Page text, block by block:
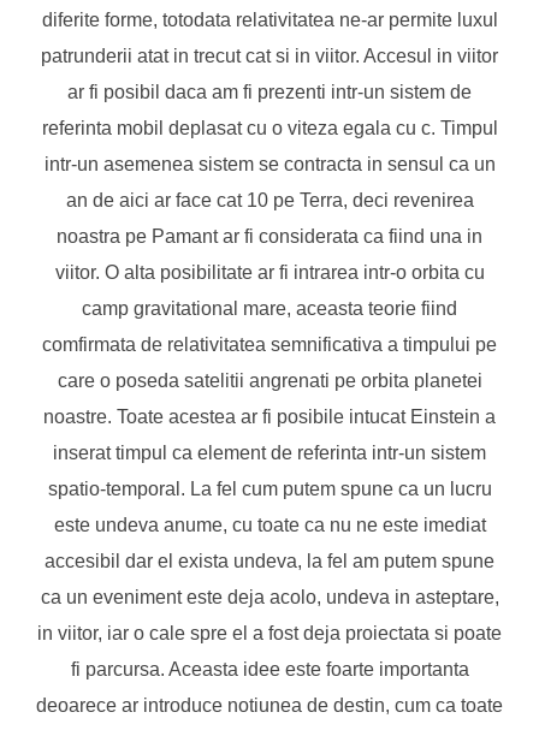
diferite forme, totodata relativitatea ne-ar permite luxul
patrunderii atat in trecut cat si in viitor. Accesul in viitor
ar fi posibil daca am fi prezenti intr-un sistem de
referinta mobil deplasat cu o viteza egala cu c. Timpul
intr-un asemenea sistem se contracta in sensul ca un
an de aici ar face cat 10 pe Terra, deci revenirea
noastra pe Pamant ar fi considerata ca fiind una in
viitor. O alta posibilitate ar fi intrarea intr-o orbita cu
camp gravitational mare, aceasta teorie fiind
comfirmata de relativitatea semnificativa a timpului pe
care o poseda satelitii angrenati pe orbita planetei
noastre. Toate acestea ar fi posibile intucat Einstein a
inserat timpul ca element de referinta intr-un sistem
spatio-temporal. La fel cum putem spune ca un lucru
este undeva anume, cu toate ca nu ne este imediat
accesibil dar el exista undeva, la fel am putem spune
ca un eveniment este deja acolo, undeva in asteptare,
in viitor, iar o cale spre el a fost deja proiectata si poate
fi parcursa. Aceasta idee este foarte importanta
deoarece ar introduce notiunea de destin, cum ca toate